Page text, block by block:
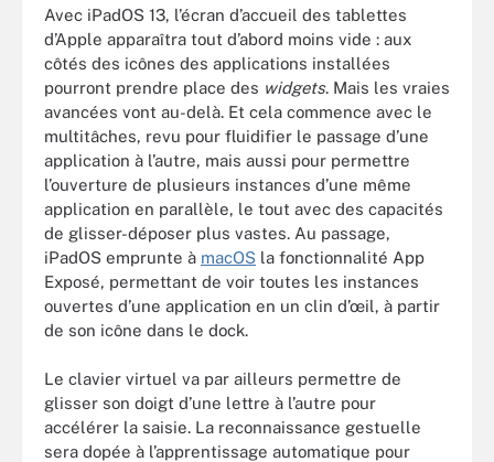
Avec iPadOS 13, l’écran d’accueil des tablettes
d’Apple apparaîtra tout d’abord moins vide : aux
côtés des icônes des applications installées
pourront prendre place des widgets. Mais les vraies
avancées vont au-delà. Et cela commence avec le
multitâches, revu pour fluidifier le passage d’une
application à l’autre, mais aussi pour permettre
l’ouverture de plusieurs instances d’une même
application en parallèle, le tout avec des capacités
de glisser-déposer plus vastes. Au passage,
iPadOS emprunte à macOS la fonctionnalité App
Exposé, permettant de voir toutes les instances
ouvertes d’une application en un clin d’œil, à partir
de son icône dans le dock.
Le clavier virtuel va par ailleurs permettre de
glisser son doigt d’une lettre à l’autre pour
accélérer la saisie. La reconnaissance gestuelle
sera dopée à l’apprentissage automatique pour